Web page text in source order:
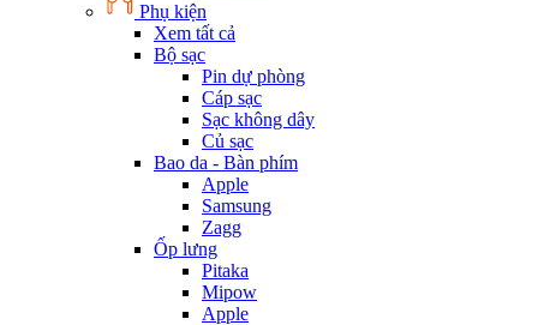
Phụ kiện
Xem tất cả
Bộ sạc
Pin dự phòng
Cáp sạc
Sạc không dây
Củ sạc
Bao da - Bàn phím
Apple
Samsung
Zagg
Ốp lưng
Pitaka
Mipow
Apple